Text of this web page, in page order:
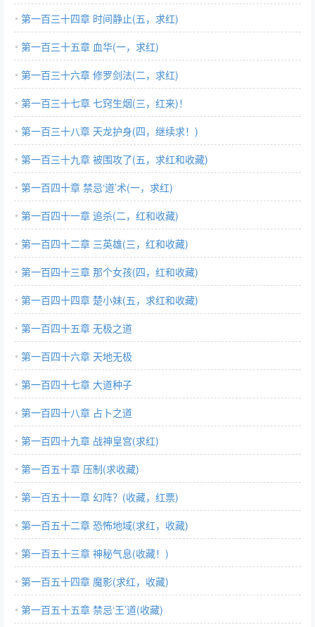
第一百三十四章 时间静止(五，求红)
第一百三十五章 血华(一，求红)
第一百三十六章 修罗剑法(二，求红)
第一百三十七章 七窍生烟(三，红来)！
第一百三十八章 天龙护身(四，继续求！)
第一百三十九章 被围攻了(五，求红和收藏)
第一百四十章 禁忌‘道’术(一，求红)
第一百四十一章 追杀(二，红和收藏)
第一百四十二章 三英雄(三，红和收藏)
第一百四十三章 那个女孩(四，红和收藏)
第一百四十四章 楚小妹(五，求红和收藏)
第一百四十五章 无极之道
第一百四十六章 天地无极
第一百四十七章 大道种子
第一百四十八章 占卜之道
第一百四十九章 战神皇宫(求红)
第一百五十章 压制(求收藏)
第一百五十一章 幻阵？(收藏，红票)
第一百五十二章 恐怖地域(求红，收藏)
第一百五十三章 神秘气息(收藏！)
第一百五十四章 魔影(求红，收藏)
第一百五十五章 禁忌‘王’道(收藏)